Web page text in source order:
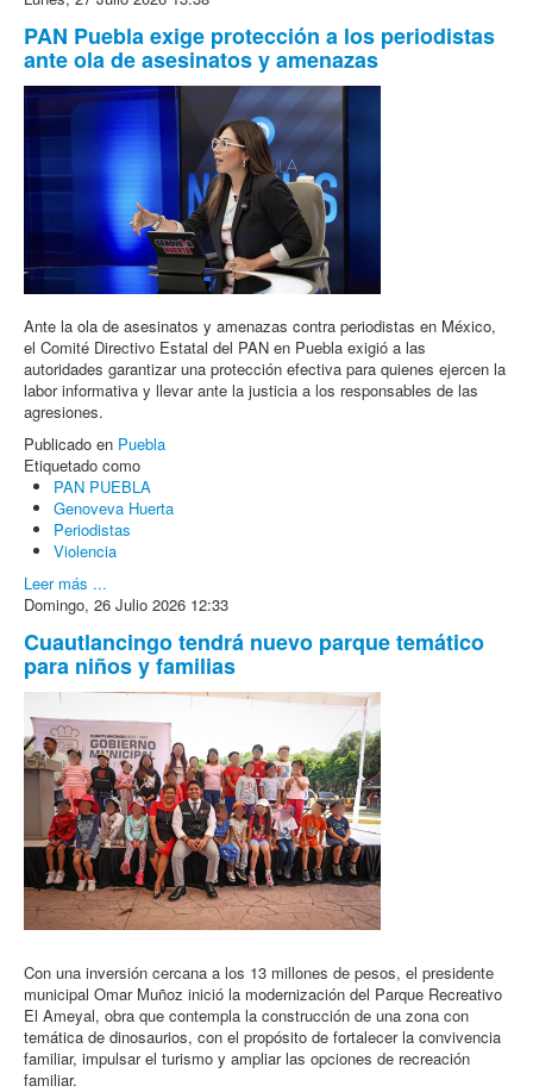
PAN Puebla exige protección a los periodistas
ante ola de asesinatos y amenazas
Ante la ola de asesinatos y amenazas contra periodistas en México,
el Comité Directivo Estatal del PAN en Puebla exigió a las
autoridades garantizar una protección efectiva para quienes ejercen la
labor informativa y llevar ante la justicia a los responsables de las
agresiones.
Publicado en Puebla
Etiquetado como
PAN PUEBLA
Genoveva Huerta
Periodistas
Violencia
Leer más ...
Domingo, 26 Julio 2026 12:33
Cuautlancingo tendrá nuevo parque temático
para niños y familias
Con una inversión cercana a los 13 millones de pesos, el presidente
municipal Omar Muñoz inició la modernización del Parque Recreativo
El Ameyal, obra que contempla la construcción de una zona con
temática de dinosaurios, con el propósito de fortalecer la convivencia
familiar, impulsar el turismo y ampliar las opciones de recreación
familiar.